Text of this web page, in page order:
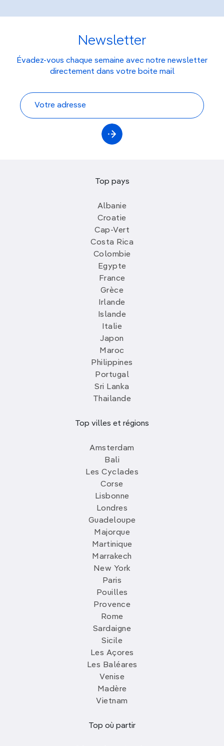
Newsletter
Évadez-vous chaque semaine avec notre newsletter
directement dans votre boite mail
Top pays
Albanie
Croatie
Cap-Vert
Costa Rica
Colombie
Egypte
France
Grèce
Irlande
Islande
Italie
Japon
Maroc
Philippines
Portugal
Sri Lanka
Thailande
Top villes et régions
Amsterdam
Bali
Les Cyclades
Corse
Lisbonne
Londres
Guadeloupe
Majorque
Martinique
Marrakech
New York
Paris
Pouilles
Provence
Rome
Sardaigne
Sicile
Les Açores
Les Baléares
Venise
Madère
Vietnam
Top où partir